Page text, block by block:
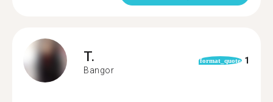
T.
Bangor
format_quote 1